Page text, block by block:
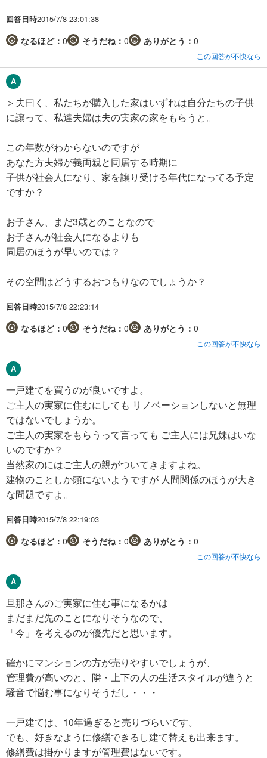
回答日時2015/7/8 23:01:38
なるほど： 0 そうだね： 0 ありがとう： 0
この回答が不快なら
＞夫曰く、私たちが購入した家はいずれは自分たちの子供
に譲って、私達夫婦は夫の実家の家をもらうと。
この年数がわからないのですが
あなた方夫婦が義両親と同居する時期に
子供が社会人になり、家を譲り受ける年代になってる予定
ですか？
お子さん、まだ3歳とのことなので
お子さんが社会人になるよりも
同居のほうが早いのでは？
その空間はどうするおつもりなのでしょうか？
回答日時2015/7/8 22:23:14
なるほど： 0 そうだね： 0 ありがとう： 0
この回答が不快なら
一戸建てを買うのが良いですよ。
ご主人の実家に住むにしても リノベーションしないと無理
ではないでしょうか。
ご主人の実家をもらうって言っても ご主人には兄妹はいな
いのですか？
当然家のにはご主人の親がついてきますよね。
建物のことしか頭にないようですが 人間関係のほうが大き
な問題ですよ。
回答日時2015/7/8 22:19:03
なるほど： 0 そうだね： 0 ありがとう： 0
この回答が不快なら
旦那さんのご実家に住む事になるかは
まだまだ先のことになりそうなので、
「今」を考えるのが優先だと思います。
確かにマンションの方が売りやすいでしょうが、
管理費が高いのと、隣・上下の人の生活スタイルが違うと
騒音で悩む事になりそうだし・・・
一戸建ては、10年過ぎると売りづらいです。
でも、好きなように修繕できるし建て替えも出来ます。
修繕費は掛かりますが管理費はないです。